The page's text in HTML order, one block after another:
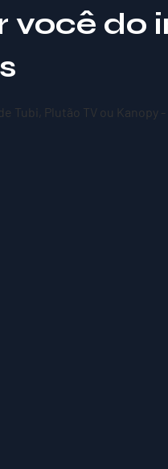
você do
Tubi, Plutão TV ou Kanopy